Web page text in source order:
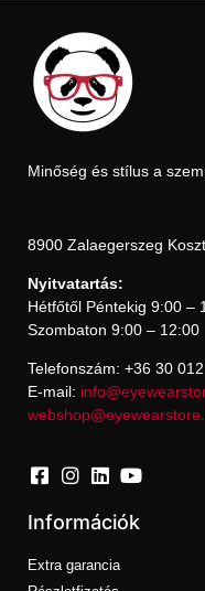
Minőség és stílus a
8900 Zalaegerszeg
Nyitvatartás:
Hétfőtől Péntekig 9:00 –
Szombaton 9:00 – 12:00
Telefonszám: +36 30
E-mail:
Információk
Extra garancia